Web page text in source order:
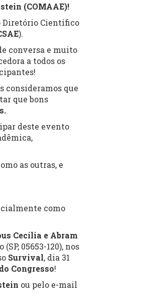
(COMAAE)!
Diretório Científico
).
conversa e muito
a todos os
consideramos que
que bons
deste evento
as outras, e
como
Cecília e Abram
05653-120), nos
Survival, dia 31
Congresso!
ou pelo e-mail